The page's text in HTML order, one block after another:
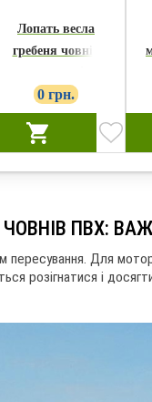
весла
човнів
0 грн.
ПВХ:
пересування. Для
розігнатися і